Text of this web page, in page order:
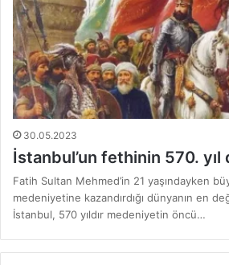
30.05.2023
İstanbul’un fethinin 570. yıl
Fatih Sultan Mehmed’in 21 yaşındayken
medeniyetine kazandırdığı dünyanın en
İstanbul, 570 yıldır medeniyetin öncü…